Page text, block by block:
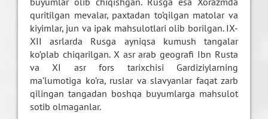
quritilgan mevalar, paxtadan to’qilgan matolar va
kiyimlar, jun va ipak mahsulotlari olib borilgan. IX-
XII asrlarda Rusga ayniqsa kumush tangalar
ko’plab chiqarilgan. X asr arab geografi Ibn Rusta
va XI asr fors tarixchisi Gardiziylarning
ma’lumotiga ko’ra, ruslar va slavyanlar faqat zarb
qilingan tangadan boshqa buyumlarga mahsulot
sotib olmaganlar.